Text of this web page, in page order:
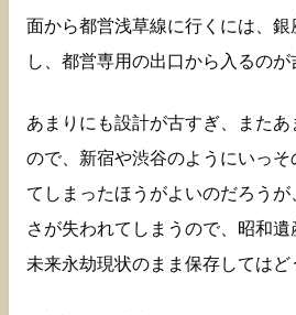
面から都営浅草線に行くには、
し、都営専用の出口から入るのが
あまりにも設計が古すぎ、また
ので、新宿や渋谷のようにいっ
てしまったほうがよいのだろう
さが失われてしまうので、昭和
未来永劫現状のまま保存してはど